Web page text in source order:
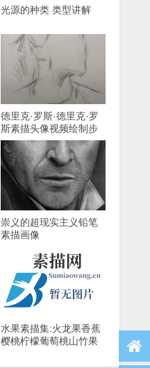
光源的种类 类型讲解
德里克·罗斯·德里克·罗
斯素描头像视频绘制步
骤
崇义的超现实主义铅笔
素描画像
水果素描集:火龙果香蕉
樱桃柠檬葡萄桃山竹果